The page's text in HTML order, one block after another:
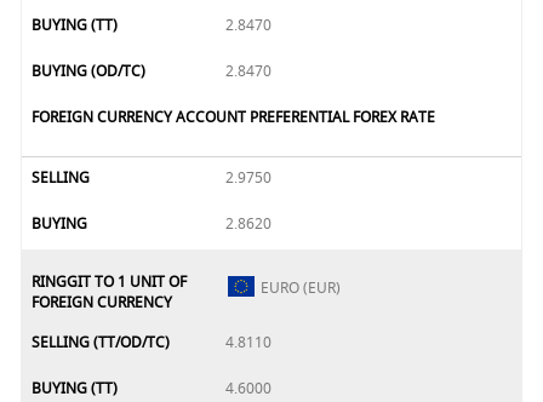
BUYING (TT) 2.8470
BUYING (OD/TC) 2.8470
FOREIGN CURRENCY ACCOUNT PREFERENTIAL FOREX RATE
SELLING 2.9750
BUYING 2.8620
RINGGIT TO 1 UNIT OF
FOREIGN CURRENCY
EURO (EUR)
SELLING (TT/OD/TC) 4.8110
BUYING (TT) 4.6000